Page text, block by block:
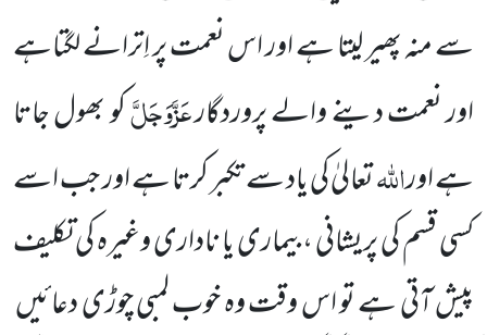
سے منہ پھیر لیتا ہے اور اس نعمت پر اِترانے لگتاہے
اور نعمت دینے والے پروردگارعَزَّوَجَلَّکو بھول جاتا
ہے اوراللہتعالیٰ کی یاد سے تکبر کرتا ہے اور جب اسے
کسی قسم کی پریشانی ،بیماری یا ناداری وغیرہ کی تکلیف
پیش آتی ہے تو اس وقت وہ خوب لمبی چوڑی دعائیں